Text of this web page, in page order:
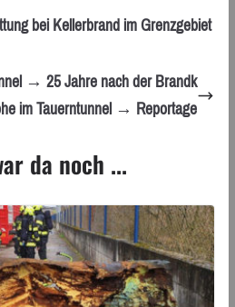
bei Kellerbrand im Grenzgebiet
→ 25 Jahre nach der Brandk
im Tauerntunnel → Reportage
da noch ...